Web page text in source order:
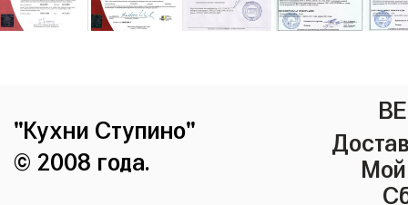
"Кухни Ступино"
© 2008 года.